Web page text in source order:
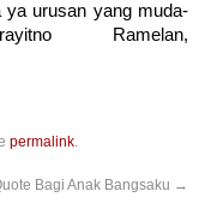
ya urusan yang muda-
Ramelan,
permalink.
Bagi Anak Bangsaku →